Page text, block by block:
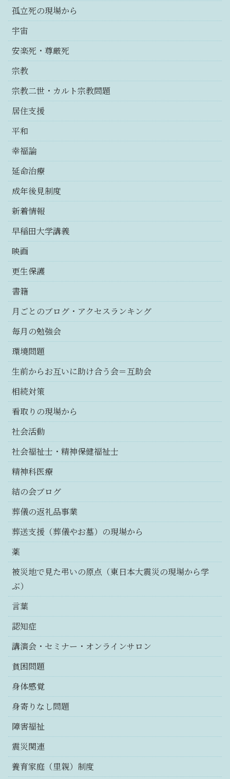
孤立死の現場から
宇宙
安楽死・尊厳死
宗教
宗教二世・カルト宗教問題
居住支援
平和
幸福論
延命治療
成年後見制度
新着情報
早稲田大学講義
映画
更生保護
書籍
月ごとのブログ・アクセスランキング
毎月の勉強会
環境問題
生前からお互いに助け合う会＝互助会
相続対策
看取りの現場から
社会活動
社会福祉士・精神保健福祉士
精神科医療
結の会ブログ
葬儀の返礼品事業
葬送支援（葬儀やお墓）の現場から
薬
被災地で見た弔いの原点（東日本大震災の現場から学
ぶ）
言葉
認知症
講演会・セミナー・オンラインサロン
貧困問題
身体感覚
身寄りなし問題
障害福祉
震災関連
養育家庭（里親）制度